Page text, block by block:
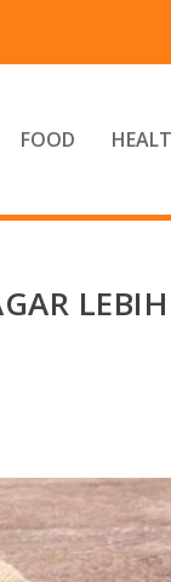
FOOD
LEBIH